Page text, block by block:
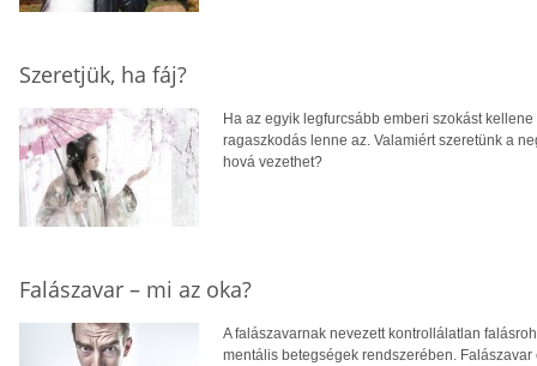
Szeretjük, ha fáj?
Ha az egyik legfurcsább emberi szokást
ragaszkodás lenne az. Valamiért szeretünk a
hová vezethet?
Falászavar – mi az oka?
A falászavarnak nevezett kontrollálatlan
mentális betegségek rendszerében.